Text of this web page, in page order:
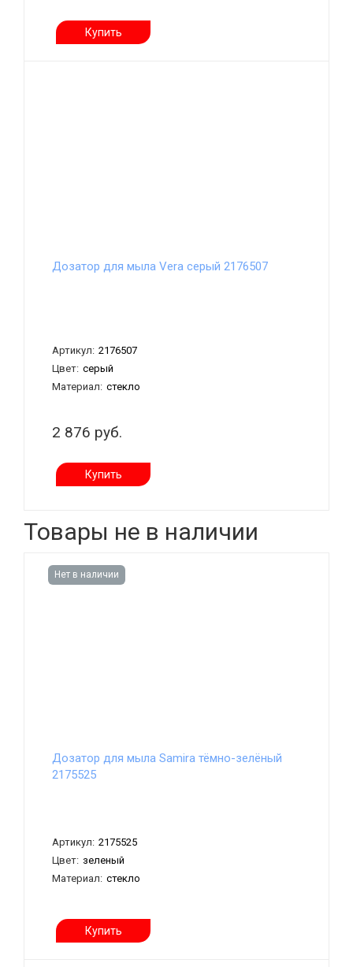
Купить
Дозатор для мыла Vera серый 2176507
Артикул: 2176507
Цвет: серый
Материал: стекло
2 876 руб.
Купить
Товары не в наличии
Нет в наличии
Дозатор для мыла Samira тёмно-зелёный
2175525
Артикул: 2175525
Цвет: зеленый
Материал: стекло
Купить